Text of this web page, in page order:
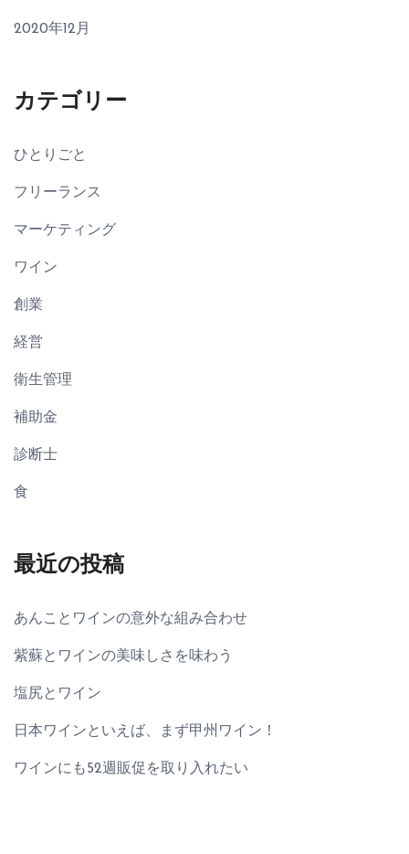
2020年12月
カテゴリー
ひとりごと
フリーランス
マーケティング
ワイン
創業
経営
衛生管理
補助金
診断士
食
最近の投稿
あんことワインの意外な組み合わせ
紫蘇とワインの美味しさを味わう
塩尻とワイン
日本ワインといえば、まず甲州ワイン！
ワインにも52週販促を取り入れたい